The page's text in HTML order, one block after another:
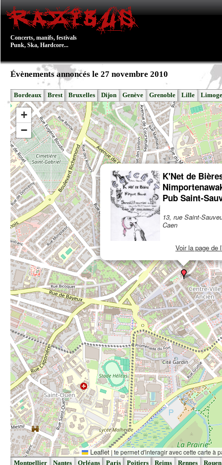
Concerts, manifs, festivals
Punk, Ska, Hardcore...
Évènements annoncés le 27 novembre 2010
Bordeaux Brest Bruxelles Dijon Genève Grenoble Lille
K'Net de
Pub Saint-
13, rue Saint-
Caen
Voir la page de
+
−
Leaflet | te permet d'interagir avec cette carte à
Montpellier Nantes Orléans Paris Poitiers Reims Rennes Rouen